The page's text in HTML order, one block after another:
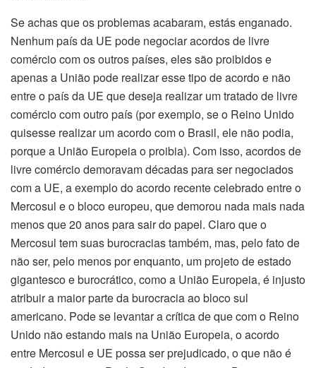
Se achas que os problemas acabaram, estás enganado.
Nenhum país da UE pode negociar acordos de livre
comércio com os outros países, eles são proibidos e
apenas a União pode realizar esse tipo de acordo e não
entre o país da UE que deseja realizar um tratado de livre
comércio com outro país (por exemplo, se o Reino Unido
quisesse realizar um acordo com o Brasil, ele não podia,
porque a União Europeia o proibia). Com isso, acordos de
livre comércio demoravam décadas para ser negociados
com a UE, a exemplo do acordo recente celebrado entre o
Mercosul e o bloco europeu, que demorou nada mais nada
menos que 20 anos para sair do papel. Claro que o
Mercosul tem suas burocracias também, mas, pelo fato de
não ser, pelo menos por enquanto, um projeto de estado
gigantesco e burocrático, como a União Europeia, é injusto
atribuir a maior parte da burocracia ao bloco sul
americano. Pode se levantar a crítica de que com o Reino
Unido não estando mais na União Europeia, o acordo
entre Mercosul e UE possa ser prejudicado, o que não é